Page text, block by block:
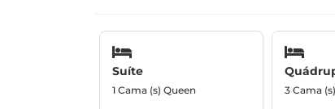
Suíte
1 Cama (s) Queen 3 Cama